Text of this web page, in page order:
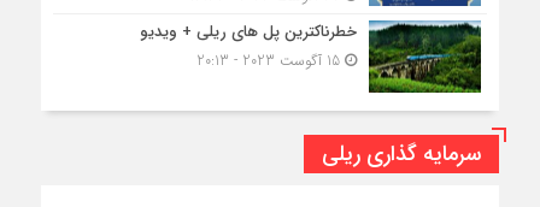
خطرناکترین پل های ریلی + ویدیو
15 آگوست 2023 - 20:13
سرمایه گذاری ریلی